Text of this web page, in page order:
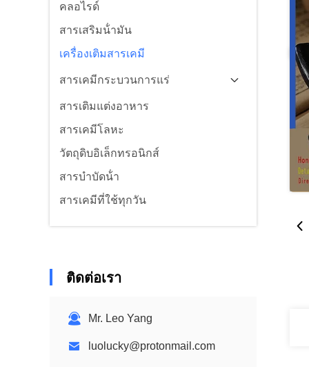
คลอไรด์
สารเสริมน้ํามัน
เครื่องเติมสารเคมี
สารเคมีกระบวนการแร่
สารเติมแต่งอาหาร
สารเคมีโลหะ
วัตถุดิบอิเล็กทรอนิกส์
สารบําบัดน้ํา
สารเคมีที่ใช้ทุกวัน
ติดต่อเรา
Mr. Leo Yang
luolucky@protonmail.com